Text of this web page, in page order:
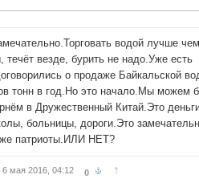
водой лучше
течёт везде, бурить не надо.Уже есть
о продаже Байкальской
тонн в год.Но это начало.Мы можем
в Дружественный Китай.Это
больницы, дороги.Это
патриоты.ИЛИ НЕТ?
6 мая 2016, 04:12 0 ↑